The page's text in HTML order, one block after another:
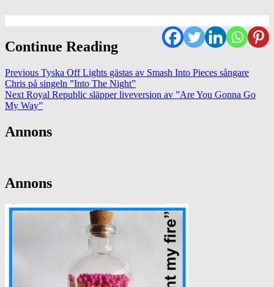
Continue Reading
Previous Tyska Off Lights gästas av Smash Into Pieces sångare
Chris på singeln ”Into The Night”
Next Royal Republic släpper liveversion av ”Are You Gonna Go
My Way”
Annons
Annons